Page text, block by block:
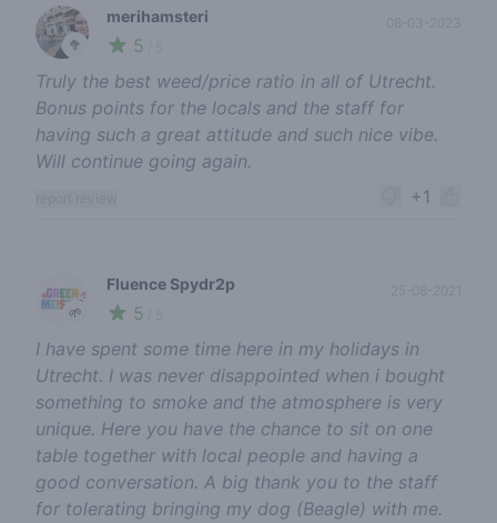
🥦
merihamsteri
5
08-03-2023
Truly the best weed/price ratio in all of Utrecht.
Bonus points for the locals and the staff for
having such a great attitude and such nice vibe.
Will continue going again.
+1
🌱
Fluence Spydr2p
5
I have spent some time here in my holidays in
Utrecht. I was never disappointed when i bought
something to smoke and the atmosphere is very
unique. Here you have the chance to sit on one
table together with local people and having a
good conversation. A big thank you to the staff
for tolerating bringing my dog (Beagle) with me.